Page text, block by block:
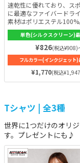
速乾性に優れており、ス
に最適なファイバードライ
素材はポリエステル100%
乾性に優れているため、
汗でべたつくことがあり
しろ、快適な着心地を常
のです♪また、紫外線対
カット機能もあります。
やデザインを入れたオリ
スを着れば、モチベーシ
単色(シルクスクリーン)
¥826(税込¥908)
フルカラー(インクジェット)
¥1,770(税込
Tシャツ | 全3種
世界に1つだけのオリ
す。プレゼントにも♪